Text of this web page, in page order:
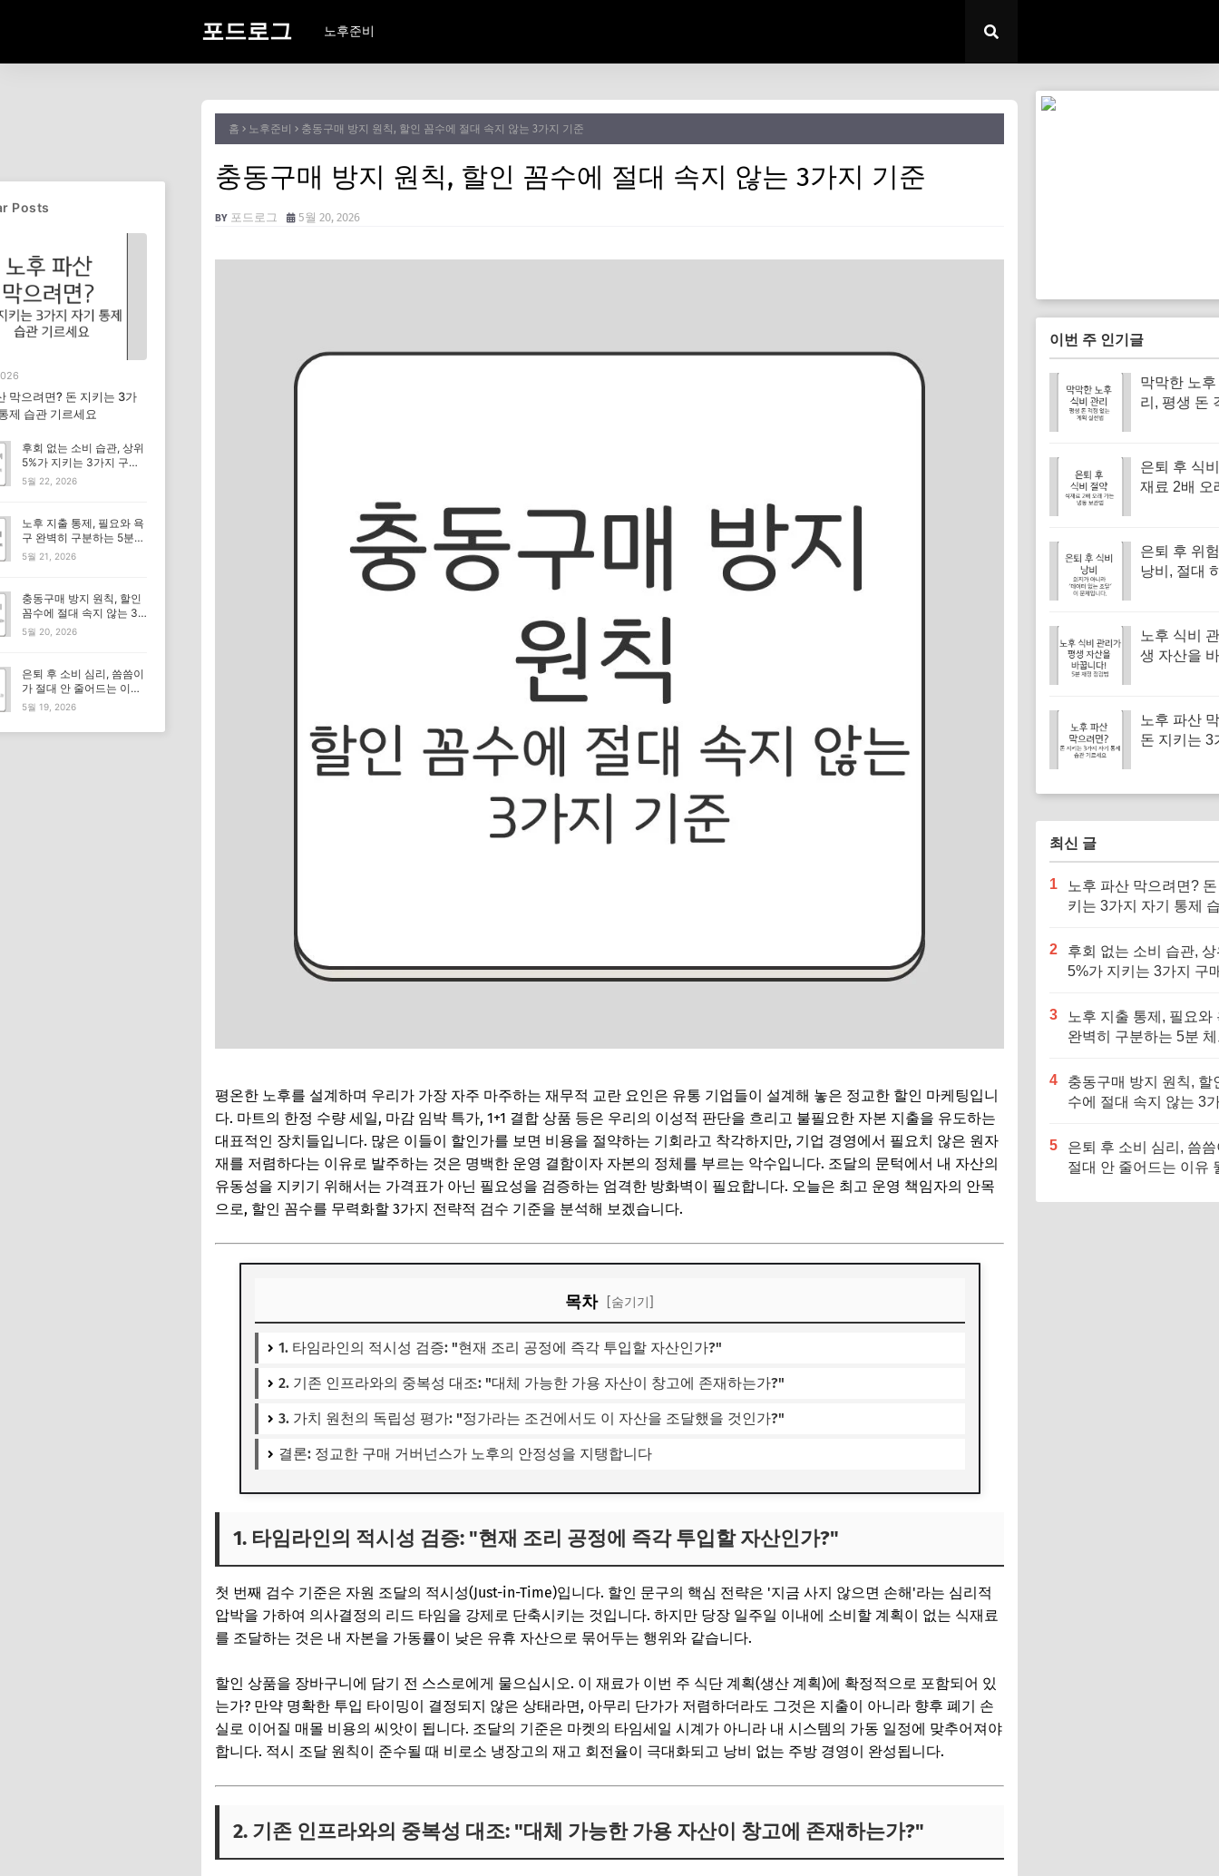
포드로그 노후준비
홈 노후준비 충동구매 방지 원칙, 할인 꼼수에 절대 속지 않는 3가지 기준
충동구매 방지 원칙, 할인 꼼수에 절대 속지 않는 3가지 기준
포드로그 5월 20, 2026
평온한 노후를 설계하며 우리가 가장 자주 마주하는 재무적 교란 요인은 유통 기업들이 설계해 놓은 정교한 할인 마케팅입니
다. 마트의 한정 수량 세일, 마감 임박 특가, 1+1 결합 상품 등은 우리의 이성적 판단을 흐리고 불필요한 자본 지출을 유도하는
대표적인 장치들입니다. 많은 이들이 할인가를 보면 비용을 절약하는 기회라고 착각하지만, 기업 경영에서 필요치 않은 원자
재를 저렴하다는 이유로 발주하는 것은 명백한 운영 결함이자 자본의 정체를 부르는 악수입니다. 조달의 문턱에서 내 자산의
유동성을 지키기 위해서는 가격표가 아닌 필요성을 검증하는 엄격한 방화벽이 필요합니다. 오늘은 최고 운영 책임자의 안목
으로, 할인 꼼수를 무력화할 3가지 전략적 검수 기준을 분석해 보겠습니다.
목차 [숨기기]
1. 타임라인의 적시성 검증: "현재 조리 공정에 즉각 투입할 자산인가?"
2. 기존 인프라와의 중복성 대조: "대체 가능한 가용 자산이 창고에 존재하는가?"
3. 가치 원천의 독립성 평가: "정가라는 조건에서도 이 자산을 조달했을 것인가?"
결론: 정교한 구매 거버넌스가 노후의 안정성을 지탱합니다
1. 타임라인의 적시성 검증: "현재 조리 공정에 즉각 투입할 자산인가?"
첫 번째 검수 기준은 자원 조달의 적시성(Just-in-Time)입니다. 할인 문구의 핵심 전략은 '지금 사지 않으면 손해'라는 심리적
압박을 가하여 의사결정의 리드 타임을 강제로 단축시키는 것입니다. 하지만 당장 일주일 이내에 소비할 계획이 없는 식재료
를 조달하는 것은 내 자본을 가동률이 낮은 유휴 자산으로 묶어두는 행위와 같습니다.
할인 상품을 장바구니에 담기 전 스스로에게 물으십시오. 이 재료가 이번 주 식단 계획(생산 계획)에 확정적으로 포함되어 있
는가? 만약 명확한 투입 타이밍이 결정되지 않은 상태라면, 아무리 단가가 저렴하더라도 그것은 지출이 아니라 향후 폐기 손
실로 이어질 매몰 비용의 씨앗이 됩니다. 조달의 기준은 마켓의 타임세일 시계가 아니라 내 시스템의 가동 일정에 맞추어져야
합니다. 적시 조달 원칙이 준수될 때 비로소 냉장고의 재고 회전율이 극대화되고 낭비 없는 주방 경영이 완성됩니다.
2. 기존 인프라와의 중복성 대조: "대체 가능한 가용 자산이 창고에 존재하는가?"
이번 주 인기글
막막한 노
리, 평생 돈
은퇴 후 식
재료 2배 오
은퇴 후 위
낭비, 절대
노후 식비
생 자산을
노후 파산
돈 지키는 3
최신 글
1
노후 파산 막으려면?
키는 3가지 자기 통제
2
후회 없는 소비 습관,
5%가 지키는 3가지 구
3
노후 지출 통제, 필요와
완벽히 구분하는 5분
4
충동구매 방지 원칙, 할
수에 절대 속지 않는 3
5
은퇴 후 소비 심리, 씀
절대 안 줄어드는 이유
Posts
막으려면? 돈 지키는 3가
제 습관 기르세요
후회 없는 소비 습관, 상위
5%가 지키는 3가지 구매
기준
5월 22, 2026
노후 지출 통제, 필요와 욕
구 완벽히 구분하는 5분
체크리스트
5월 21, 2026
충동구매 방지 원칙, 할인
꼼수에 절대 속지 않는 3
가지 기준
5월 20, 2026
은퇴 후 소비 심리, 씀씀이
가 절대 안 줄어드는 이유
뭘까요?
5월 19, 2026